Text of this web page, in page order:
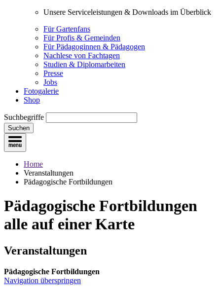
Unsere Serviceleistungen & Downloads im Überblick
Für Gartenfans
Für Profis & Gemeinden
Für Pädagoginnen & Pädagogen
Nachlese von Fachtagen
Studien & Diplomarbeiten
Presse
Jobs
Fotogalerie
Shop
Suchbegriffe
Suchen
Home
Veranstaltungen
Pädagogische Fortbildungen
Pädagogische Fortbildungen
alle auf einer Karte
Veranstaltungen
Pädagogische Fortbildungen
Navigation überspringen